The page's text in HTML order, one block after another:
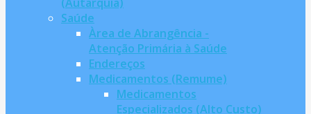
Saúde
Àrea de Abrangência -
Atenção Primária à Saúde
Endereços
Medicamentos (Remume)
Medicamentos
Especializados (Alto Custo)